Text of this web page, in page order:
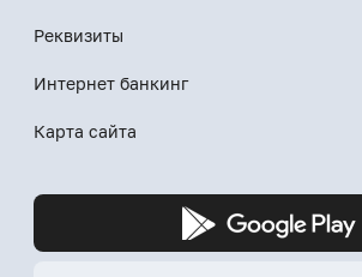
Реквизиты
Интернет банкинг
Карта сайта